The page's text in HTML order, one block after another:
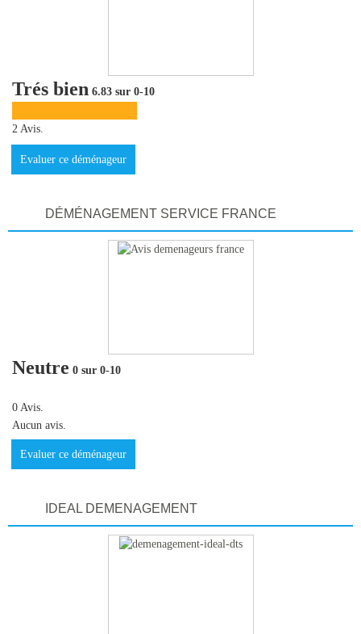
Trés bien 6.83 sur 0-10
2 Avis.
Evaluer ce déménageur
DÉMÉNAGEMENT SERVICE FRANCE
Neutre 0 sur 0-10
0 Avis.
Aucun avis.
Evaluer ce déménageur
IDEAL DEMENAGEMENT